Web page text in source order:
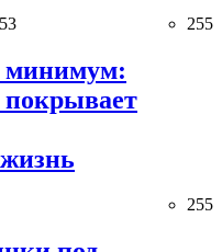
255
минимум:
покрывает
255